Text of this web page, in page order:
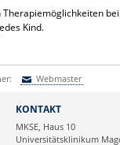
Kind.
Webmaster
KONTAKT
MKSE, Haus 10
Universitätsklinikum